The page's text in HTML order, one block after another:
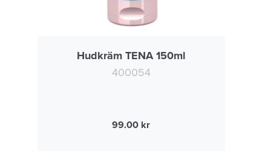
Hudkräm TENA 150ml
400054
99.00